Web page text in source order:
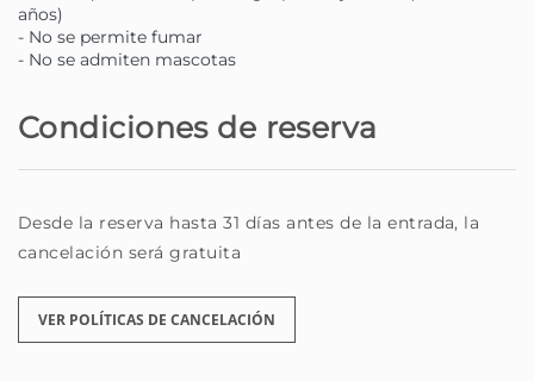
Sea un viajero en busca de un rincón especial o un
dedicación, está en el lugar correcto.
Homie - Tu casa lejos de casa, en la hermosa isla de
años)
- No se permite fumar
- No se admiten mascotas
Condiciones de reserva
Desde la reserva hasta 31 días antes de la entrada, la
cancelación será gratuita
VER POLÍTICAS DE CANCELACIÓN